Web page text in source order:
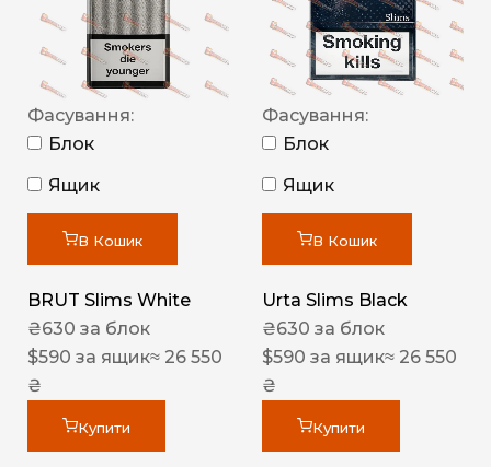
Фасування:
Блок
Ящик
В Кошик
BRUT Slims White
₴630 за блок
$590 за ящик≈ 26 550
₴
Купити
Фасування:
Блок
Ящик
В Кошик
Urta Slims Black
₴630 за блок
$590 за ящик≈ 26 550
₴
Купити